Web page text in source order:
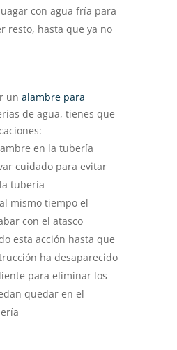
con agua fría para
resto, hasta que ya no
un alambre para
de agua, tienes que
en la tubería
cuidado para evitar
tubería
mismo tiempo el
con el atasco
esta acción hasta que
ha desaparecido
para eliminar los
quedar en el